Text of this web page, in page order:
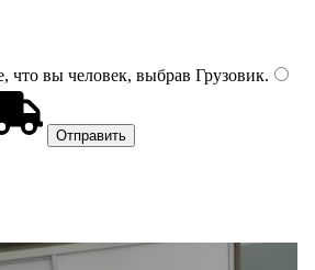
что вы человек, выбрав Грузовик.